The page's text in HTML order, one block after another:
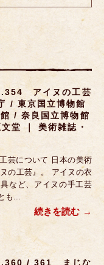
アイヌの工芸
/ 東京国立博物館
/ 奈良国立博物館
堂 ｜ 美術雑誌・
芸について 日本の美術
の工芸』。 アイヌの衣
など、アイヌの手工芸
も...
続きを読む
/ 361 まじな